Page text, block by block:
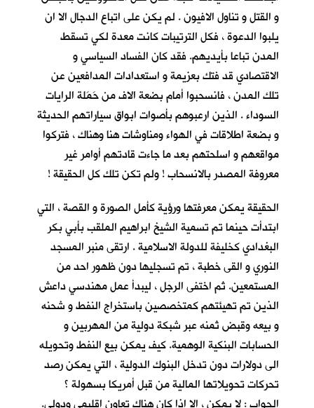
و القتل و تناول الافيون . لم يكن على اتباع الدجال الا ان
يلبوا الدعوة ، فكل الترتيبات كانت معدة لكي تسقط
المدن تباعا بأيديهم. فقد كان الفساد السياسي و
الاقتصادي قد فتك بعزيمة و استعدادات المدافعين عن
تلك المدن ، فانسحبوا أمام بضعة الاف من حَمَلة الرايات
السوداء . الذين ارعبوهم بأصوات ابواق سياراتهم الحديثة
و بضعة اطلاقات في الهواء ومناوشات هنا وهناك ، فتركوا
مواقعهم و اسلحتهم بعد ما جاءت قادتهم أوامر غير
معروفة المصدر بالانسحاب ! ولم تكن تلك كل الحقيقة !
الحقيقة يمكن معرفتها ورؤية كأمل الصورة و القصة ، التي
ابتدأت حينما تم تسمية الشيخ ابراهيم الملقب بأبي بكر
البغدادي كخليفة للدولة الاسلامية . ارتقى منبر المسجد
النوري و القى خطبة ، تم تسجليها دون ظهور احد من
المستمعين. ثم اختفى الرجل ، ليبدأ عمل مهندسي داعش
الذين تم تهيئتهم كمتخصصين باستخراج النفط و شحنه
و بيعه وقبض ثمنه عبر شبكة دولية من المهربين و
الحسابات البنكية الوهمية. كيف يمكن بيع النفط وتحويله
الى دولارات دون تدخل البنوك الدولية ، التي يمكن رصد
تحركات تحويلاتها المالية من قبل أمريكا بسهولة ؟